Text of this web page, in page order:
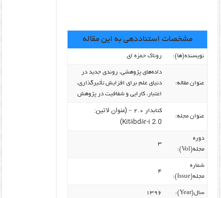
مشخصات استناددهی به این مقاله
نویسنده‌(ها): روناک حمزه ای
عنوان مقاله:
داده‌های پژوهشی، روندی جدید در
دنیای علم برای افزایش تأثیرگذاری،
اعتبار، کارایی و شفافیت در پژوهش
عنوان مجله:
کتابدار ۲.۰ –
(عنوان لاتین:
Kitābdār-i 2.0)
دوره
مجله(Vol):
۳
شماره
مجله(Issue):
۴
سال(Year): ۱۳۹۶